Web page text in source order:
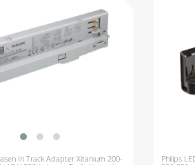
In Track Adapter Xitanium 200-
Philips